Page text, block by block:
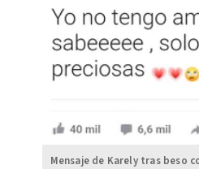
Mensaje de Karely tras beso